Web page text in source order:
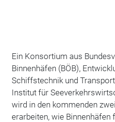
Ein Konsortium aus
Binnenhäfen (BÖB),
Schiffstechnik und
Institut für
wird in den kommenden
erarbeiten, wie